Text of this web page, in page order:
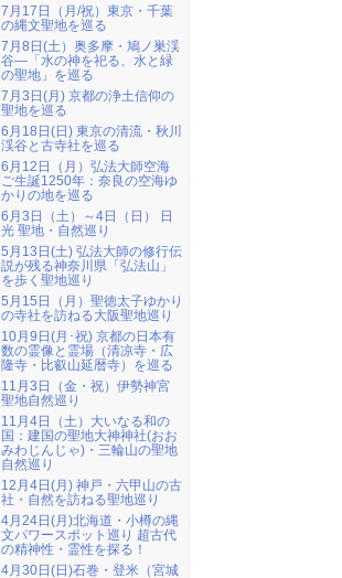
7月17日（月/祝）東京・千葉
の縄文聖地を巡る
7月8日(土）奥多摩・鳩ノ巣渓
谷―「水の神を祀る、水と緑
の聖地」を巡る
7月3日(月) 京都の浄土信仰の
聖地を巡る
6月18日(日) 東京の清流・秋川
渓谷と古寺社を巡る
6月12日（月）弘法大師空海
ご生誕1250年：奈良の空海ゆ
かりの地を巡る
6月3日（土）～4日（日） 日
光 聖地・自然巡り
5月13日(土) 弘法大師の修行伝
説が残る神奈川県「弘法山」
を歩く聖地巡り
5月15日（月）聖徳太子ゆかり
の寺社を訪ねる大阪聖地巡り
10月9日(月･祝) 京都の日本有
数の霊像と霊場（清凉寺・広
隆寺・比叡山延暦寺）を巡る
11月3日（金・祝）伊勢神宮
聖地自然巡り
11月4日（土）大いなる和の
国：建国の聖地大神神社(おお
みわじんじゃ)・三輪山の聖地
自然巡り
12月4日(月) 神戸・六甲山の古
社・自然を訪ねる聖地巡り
4月24日(月)北海道・小樽の縄
文パワースポット巡り 超古代
の精神性・霊性を探る！
4月30日(日)石巻・登米（宮城